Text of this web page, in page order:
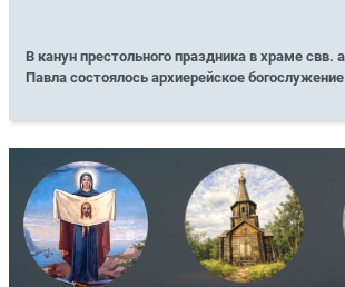
В канун престольного праздника в храме свв.
Павла состоялось архиерейское богослужение